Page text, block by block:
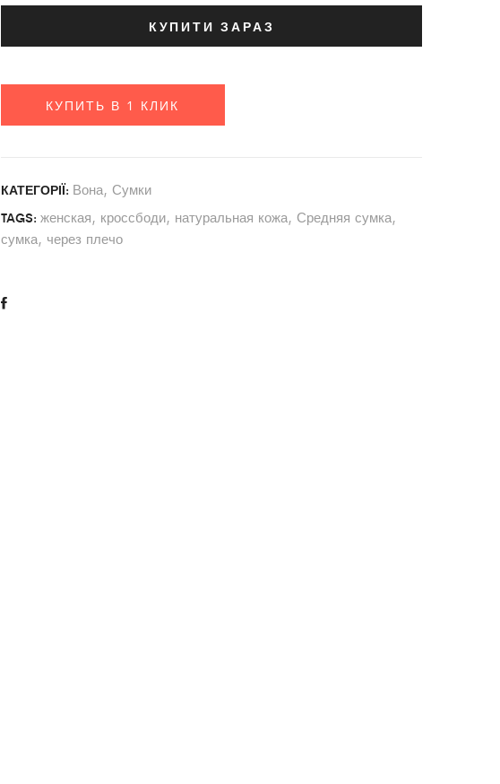
КУПИТИ ЗАРАЗ
КУПИТЬ В 1 КЛИК
КАТЕГОРІЇ: Вона, Сумки
TAGS: женская, кроссбоди, натуральная кожа, Средняя сумка,
сумка, через плечо